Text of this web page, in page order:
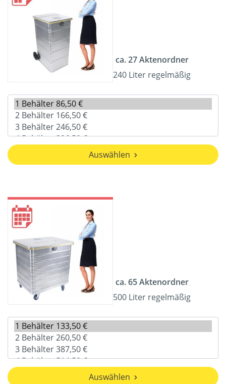
ca. 27 Aktenordner
240 Liter regelmäßig
Auswählen
ca. 65 Aktenordner
500 Liter regelmäßig
Auswählen